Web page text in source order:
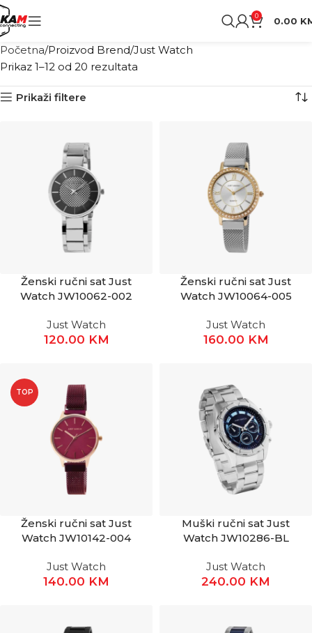
0 0.00
Početna Proizvod Brend Just Watch
Prikaz 1–12 od 20 rezultata
Prikaži filtere
Ženski ručni sat Just
Watch JW10062-002
Just Watch
120.00 KM
Ženski ručni sat Just
Watch JW10064-005
Just Watch
160.00 KM
TOP
Ženski ručni sat Just
Watch JW10142-004
Just Watch
140.00 KM
Muški ručni sat Just
Watch JW10286-BL
Just Watch
240.00 KM